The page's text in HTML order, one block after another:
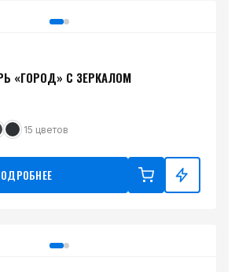
«ГОРОД» С ЗЕРКАЛОМ
15 цветов